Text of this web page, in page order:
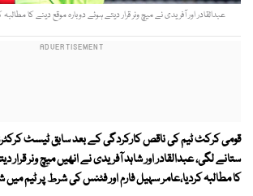
عبدالقادر اور آفریدی نے میچ ونر قرار دیتے ہوئے دوبارہ موقع دینے کا
قومی کرکٹ ٹیم کی ناقص کارکردگی کے بعد سابق ٹیسٹ کرکٹرز
ستانے لگی، عبدالقادر اور شاہد آفریدی نے انھیں میچ ونر قرار
کا مطالبہ کردیا،عامر سہیل فارم اور فٹنس کی شرط پر ٹیم